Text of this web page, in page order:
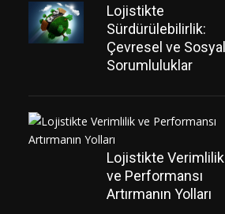
Lojistikte
Sürdürülebilirlik:
Çevresel ve Sosyal
Sorumluluklar
Lojistikte Verimlilik
ve Performansı
Artırmanın Yolları